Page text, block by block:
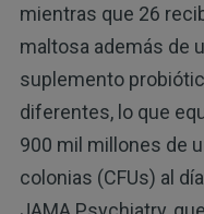
mientras que 26
maltosa además de
suplemento
diferentes, lo que
900 mil millones de
colonias (CFUs) al